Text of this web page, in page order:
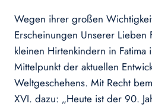
Wegen ihrer großen
Erscheinungen Unserer Lieben
kleinen Hirtenkindern in Fatima
Mittelpunkt der aktuellen
Weltgeschehens. Mit Recht
XVI. dazu: „Heute ist der 90.